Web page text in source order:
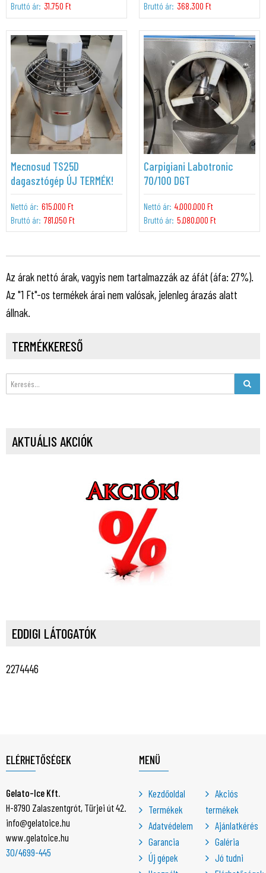
Bruttó ár: 31.750 Ft
Bruttó ár: 368.300 Ft
Mecnosud TS25D
dagasztógép ÚJ TERMÉK!
Nettó ár: 615.000 Ft
Bruttó ár: 781.050 Ft
Carpigiani Labotronic
70/100 DGT
Nettó ár: 4.000.000 Ft
Bruttó ár: 5.080.000 Ft
Az árak nettó árak, vagyis nem tartalmazzák az áfát (áfa: 27%).
Az "1 Ft"-os termékek árai nem valósak, jelenleg árazás alatt
állnak.
TERMÉKKERESŐ
AKTUÁLIS AKCIÓK
EDDIGI LÁTOGATÓK
2274446
ELÉRHETŐSÉGEK
Gelato-Ice Kft.
H-8790 Zalaszentgrót, Türjei út 42.
info@gelatoice.hu
www.gelatoice.hu
30/4699-445
MENÜ
Kezdőoldal
Termékek
Adatvédelem
Garancia
Új gépek
Akciós
termékek
Ajánlatkérés
Galéria
Jó tudni